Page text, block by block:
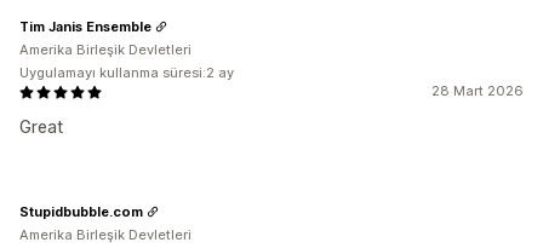
28 Mart 2026
Great
Tim Janis Ensemble
Amerika Birleşik Devletleri
Uygulamayı kullanma süresi:2 ay
Stupidbubble.com
Amerika Birleşik Devletleri